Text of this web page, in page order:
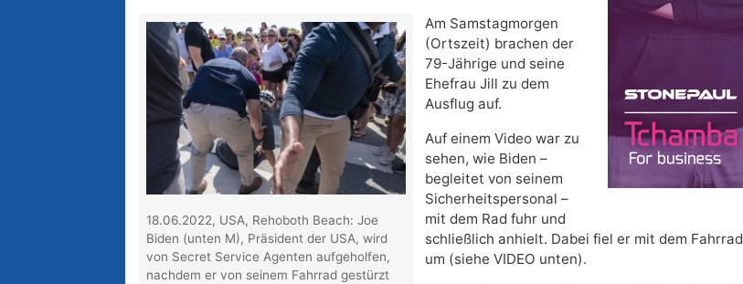
18.06.2022, USA, Rehoboth Beach: Joe
Biden (unten M), Präsident der USA, wird
von Secret Service Agenten aufgeholfen,
nachdem er von seinem Fahrrad gestürzt
Am Samstagmorgen
(Ortszeit) brachen der
79-Jährige und seine
Ehefrau Jill zu dem
Ausflug auf.
Auf einem Video war zu
sehen, wie Biden –
begleitet von seinem
Sicherheitspersonal –
mit dem Rad fuhr und
schließlich anhielt. Dabei fiel er mit dem Fahrrad
um (siehe VIDEO unten).